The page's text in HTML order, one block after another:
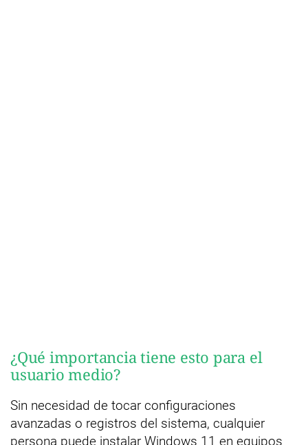
¿Qué importancia tiene esto para el
usuario medio?
Sin necesidad de tocar configuraciones
avanzadas o registros del sistema, cualquier
persona puede instalar Windows 11 en equipos